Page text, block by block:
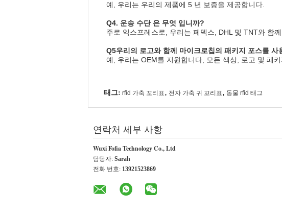
예, 우리는 우리의 제품에 5 년 보증을 제공합니다.
Q4. 운송 수단 은 무엇 입니까?
주로 익스프레스로, 우리는 페덱스, DHL 및 TNT와 함
Q5우리의 로고와 함께 마이크로칩의 패키지 포스를 사
예, 우리는 OEM를 지원합니다, 모든 색상, 로고 및 패
태그: rfid 가축 꼬리표, 전자 가축 귀 꼬리표, 동물 rfid 태그
연락처 세부 사항
Wuxi Fofia Technology Co., Ltd
담당자: Sarah
전화 번호: 13921523869